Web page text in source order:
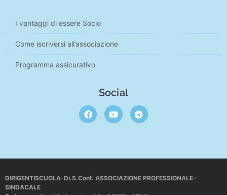
I vantaggi di essere Socio
Come iscriversi all’associazione
Programma assicurativo
Social
DIRIGENTISCUOLA-Di.S.Conf. ASSOCIAZIONE PROFESSIONALE–
SINDACALE